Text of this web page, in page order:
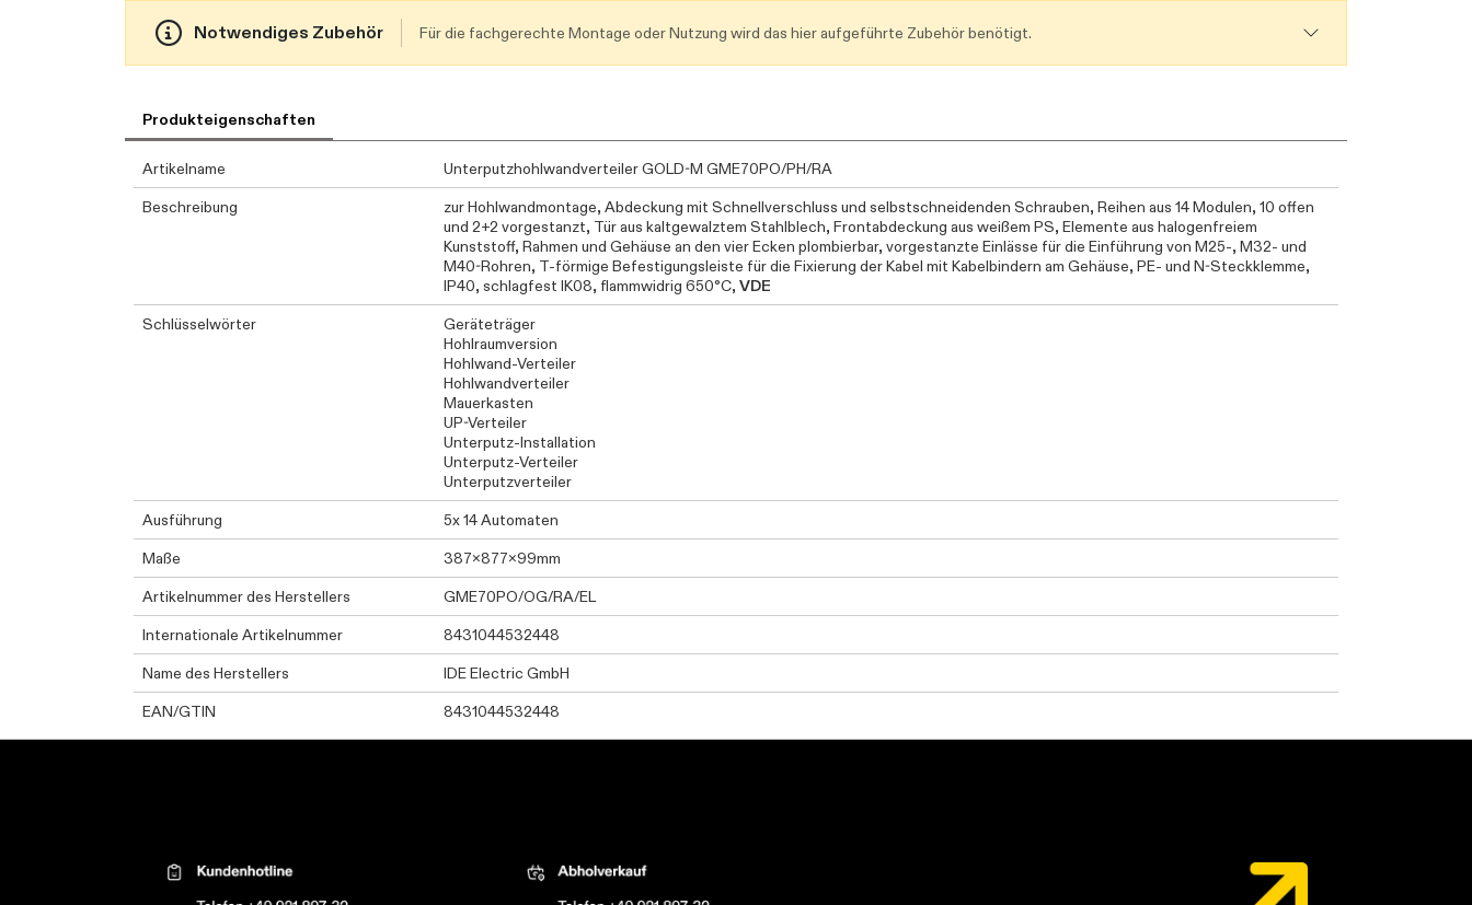
Notwendiges Zubehör Für die fachgerechte Montage oder Nutzung wird das hier aufgeführte Zubehör benötigt.
Produkteigenschaften
Artikelname
Unterputzhohlwandverteiler GOLD-M GME70PO/PH/RA
Beschreibung
zur Hohlwandmontage, Abdeckung mit Schnellverschluss und selbstschneidenden Schrauben, Reihen aus 14 Modulen, 10 offen
und 2+2 vorgestanzt, Tür aus kaltgewalztem Stahlblech, Frontabdeckung aus weißem PS, Elemente aus halogenfreiem
Kunststoff, Rahmen und Gehäuse an den vier Ecken plombierbar, vorgestanzte Einlässe für die Einführung von M25-, M32- und
M40-Rohren, T-förmige Befestigungsleiste für die Fixierung der Kabel mit Kabelbindern am Gehäuse, PE- und N-Steckklemme,
IP40, schlagfest IK08, flammwidrig 650°C, VDE
Schlüsselwörter
Geräteträger
Hohlraumversion
Hohlwand-Verteiler
Hohlwandverteiler
Mauerkasten
UP-Verteiler
Unterputz-Installation
Unterputz-Verteiler
Unterputzverteiler
Ausführung
5x 14 Automaten
Maße
387x877x99mm
Artikelnummer des Herstellers
GME70PO/OG/RA/EL
Internationale Artikelnummer
8431044532448
Name des Herstellers
IDE Electric GmbH
EAN/GTIN
8431044532448